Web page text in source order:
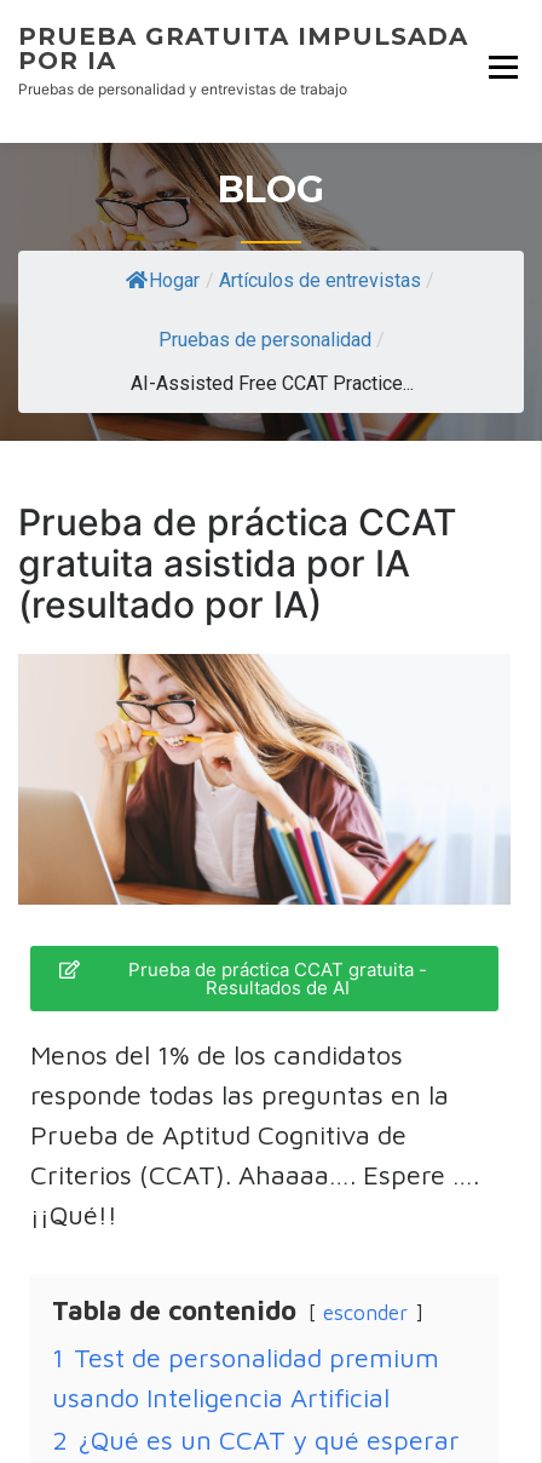
PRUEBA GRATUITA IMPULSADA
POR IA
Pruebas de personalidad y entrevistas de trabajo
BLOG
Hogar / Artículos de entrevistas /
Pruebas de personalidad /
AI-Assisted Free CCAT Practice...
Prueba de práctica CCAT
gratuita asistida por IA
(resultado por IA)
Prueba de práctica CCAT gratuita -
Resultados de AI
Menos del 1% de los candidatos
responde todas las preguntas en la
Prueba de Aptitud Cognitiva de
Criterios (CCAT). Ahaaaa…. Espere ….
¡¡Qué!!
Tabla de contenido esconder
1 Test de personalidad premium
usando Inteligencia Artificial
2 ¿Qué es un CCAT y qué esperar